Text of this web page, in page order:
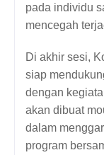
pada individu
mencegah
Di akhir sesi,
siap
dengan
akan dibuat
dalam
program